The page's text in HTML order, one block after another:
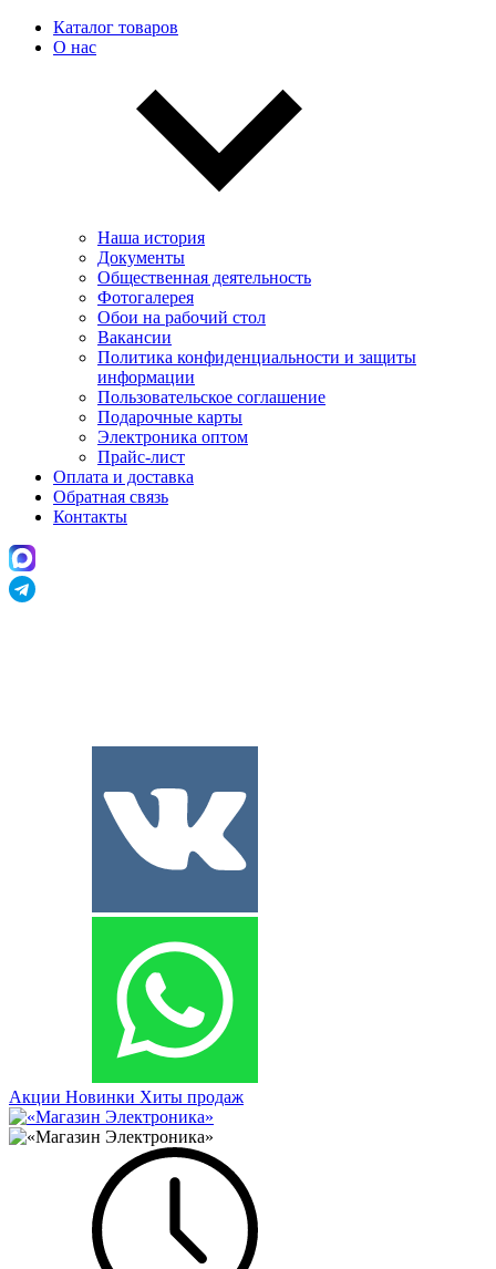
Каталог товаров
О нас
Наша история
Документы
Общественная деятельность
Фотогалерея
Обои на рабочий стол
Вакансии
Политика конфиденциальности и защиты
информации
Пользовательскоe соглашение
Подарочные карты
Электроника оптом
Прайс-лист
Оплата и доставка
Обратная связь
Контакты
Акции Новинки Хиты продаж